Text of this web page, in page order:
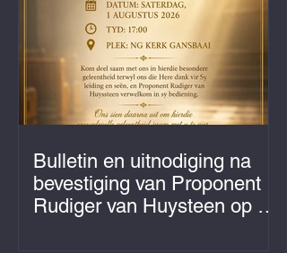
Bulletin en uitnodiging na
bevestiging van Proponent
Rudiger van Huysteen op 1